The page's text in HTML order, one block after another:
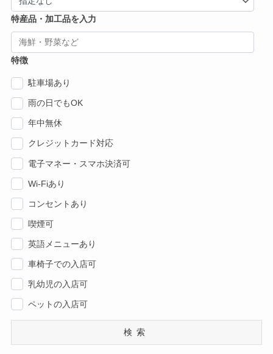
特産品・加工品を入力
特徴
駐車場あり
雨の日でもOK
年中無休
クレジットカード対応
電子マネー・スマホ決済可
Wi-Fiあり
コンセントあり
喫煙可
英語メニューあり
車椅子での入店可
乳幼児の入店可
ペットの入店可
検索